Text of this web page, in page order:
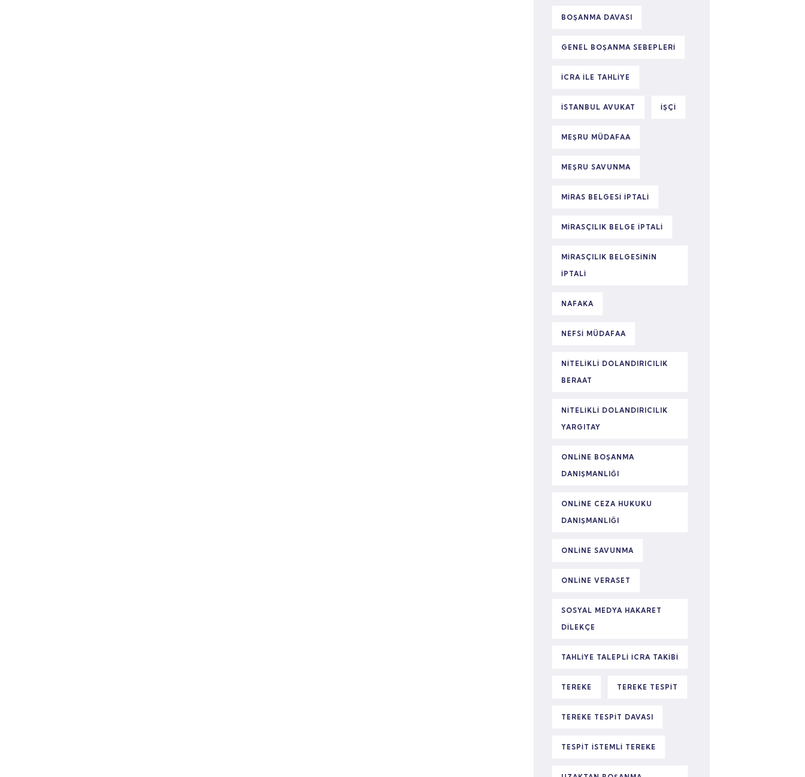
BOŞANMA DAVASI
GENEL BOŞANMA SEBEPLERI
ICRA ILE TAHLIYE
ISTANBUL AVUKAT IŞÇI
MEŞRU MÜDAFAA
MEŞRU SAVUNMA
MIRAS BELGESI IPTALI
MIRASÇILIK BELGE IPTALI
MIRASÇILIK BELGESININ
IPTALI
NAFAKA
NEFSI MÜDAFAA
NITELIKLI DOLANDIRICILIK
BERAAT
NITELIKLI DOLANDIRICILIK
YARGITAY
ONLINE BOŞANMA
DANIŞMANLIĞI
ONLINE CEZA HUKUKU
DANIŞMANLIĞI
ONLINE SAVUNMA
ONLINE VERASET
SOSYAL MEDYA HAKARET
DILEKÇE
TAHLIYE TALEPLI ICRA TAKIBI
TEREKE TEREKE TESPIT
TEREKE TESPIT DAVASI
TESPIT ISTEMLI TEREKE